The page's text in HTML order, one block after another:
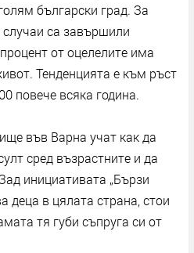
български град. За
са завършили
от оцелелите има
Тенденцията е към ръст
повече всяка година.
във Варна учат как да
сред възрастните и да
инициативата „Бързи
деца в цялата страна, стои
тя губи съпруга си от